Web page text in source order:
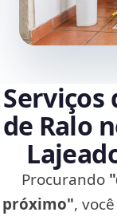
de Ralo
Procurando
próximo",